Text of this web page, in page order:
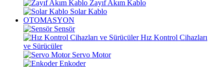
Zayıf Akım Kablo
Solar Kablo
OTOMASYON
Sensör
Hız Kontrol Cihazları
ve Sürücüler
Servo Motor
Enkoder